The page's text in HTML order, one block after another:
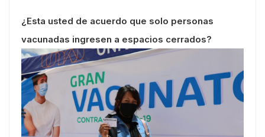
¿Esta usted de acuerdo que solo personas
vacunadas ingresen a espacios cerrados?